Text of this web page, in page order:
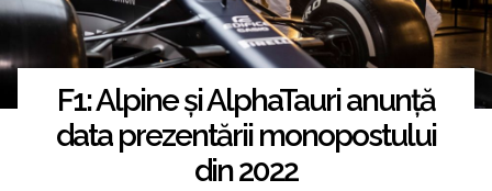
F1: Alpine și AlphaTauri anunță
data prezentării monopostului
din 2022